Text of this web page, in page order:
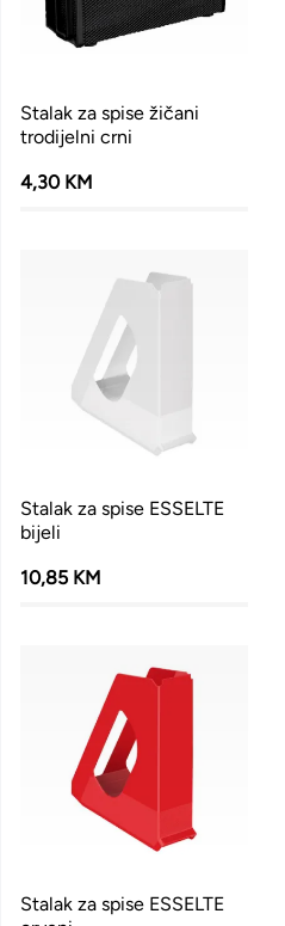
Stalak za spise žičani
trodijelni crni
4,30 KM
Stalak za spise ESSELTE
bijeli
10,85 KM
Stalak za spise ESSELTE